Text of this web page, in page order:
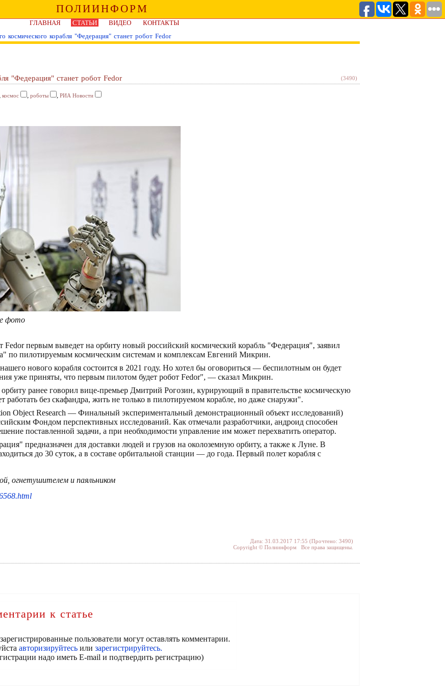
ПОЛИИНФОРМ
ГЛАВНАЯ СТАТЬИ ВИДЕО
КОНТАКТЫ
космического корабля "Федерация" станет робот Fedor
"Федерация" станет робот Fedor (3490)
космос , роботы , РИА Новости
фото
Fedor первым выведет на орбиту новый российский космический корабль "Федерация", заявил
по пилотируемым космическим системам и комплексам Евгений Микрин.
нового корабля состоится в 2021 году. Но хотел бы оговориться — беспилотным он будет
уже приняты, что первым пилотом будет робот Fedor", — сказал Микрин.
ранее говорил вице-премьер Дмитрий Рогозин, курирующий в правительстве космическую
работать без скафандра, жить не только в пилотируемом корабле, но даже снаружи".
Object Research — Финальный экспериментальный демонстрационный объект исследований)
Фондом перспективных исследований. Как отмечали разработчики, андроид способен
поставленной задачи, а при необходимости управление им может перехватить оператор.
предназначен для доставки людей и грузов на околоземную орбиту, а также к Луне. В
до 30 суток, а в составе орбитальной станции — до года. Первый полет корабля с
огнетушителем и паяльником
Дата: 31.03.2017 17:55 (Прочтено: 3490)
Copyright © Полиинформ Все права защищены.
к статье
пользователи могут оставлять комментарии.
авторизируйтесь или зарегистрируйтесь.
надо иметь E-mail и подтвердить регистрацию)